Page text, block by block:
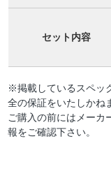
セット内容
※掲載しているスペッ
全の保証をいたしかね
ご購入の前にはメーカ
報をご確認下さい。